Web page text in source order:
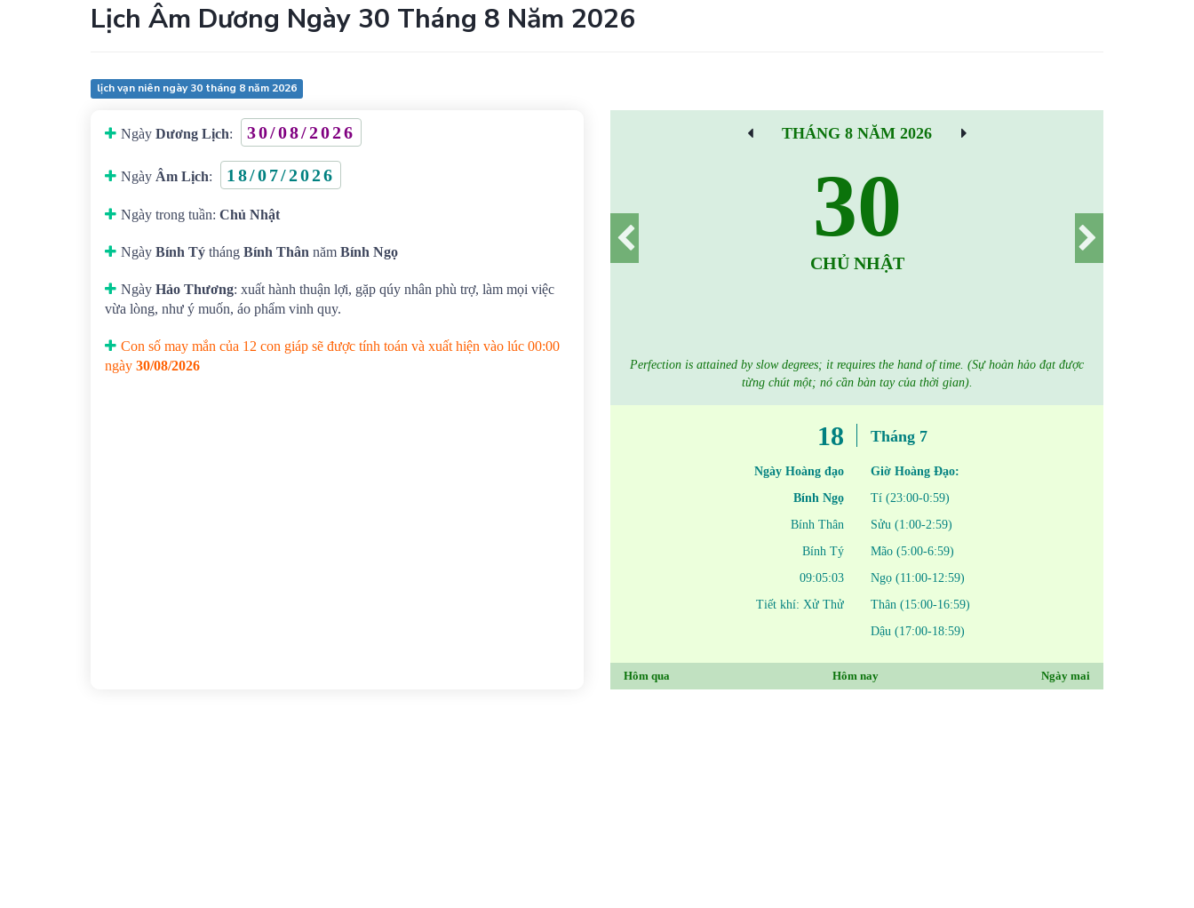
Lịch Âm Dương Ngày 30 Tháng 8 Năm 2026
lịch vạn niên ngày 30 tháng 8 năm 2026
Ngày Dương Lịch: 30/08/2026
Ngày Âm Lịch: 18/07/2026
Ngày trong tuần: Chủ Nhật
Ngày Bính Tý tháng Bính Thân năm Bính Ngọ
Ngày Hảo Thương: xuất hành thuận lợi, gặp qúy nhân phù trợ, làm mọi việc
vừa lòng, như ý muốn, áo phẩm vinh quy.
Con số may mắn của 12 con giáp sẽ được tính toán và xuất hiện vào lúc 00:00
ngày 30/08/2026
THÁNG 8 NĂM 2026
30
CHỦ NHẬT
Perfection is attained by slow degrees; it requires the hand of time. (Sự hoàn hảo đạt được
từng chút một; nó cần bàn tay của thời gian).
18
Ngày Hoàng đạo
Bính Ngọ
Bính Thân
Bính Tý
09:05:03
Tiết khí: Xử Thử
Tháng 7
Giờ Hoàng Đạo:
Tí (23:00-0:59)
Sửu (1:00-2:59)
Mão (5:00-6:59)
Ngọ (11:00-12:59)
Thân (15:00-16:59)
Dậu (17:00-18:59)
Hôm qua Hôm nay Ngày mai